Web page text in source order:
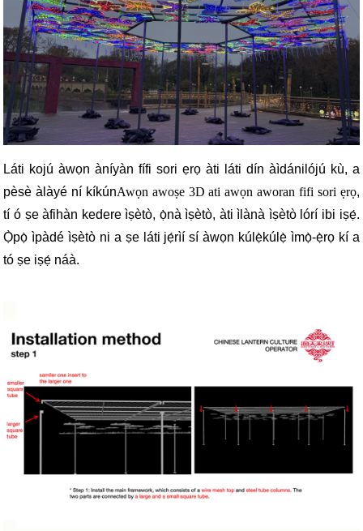
Láti kojú àwọn àníyàn fífi sori ẹrọ àti láti dín àìdánilójú kù, a
pèsè àlàyé ní kíkúnAwọn awoṣe 3D ati awọn aworan fifi sori ẹrọ,
tí ó ṣe àfihàn kedere ìṣètò, ọ̀nà ìṣètò, àti ìlànà ìṣètò lórí ibi iṣẹ́.
Ọ̀pọ̀ ìpàdé ìṣètò ni a ṣe láti jẹ́rìí sí àwọn kúlẹ̀kúlẹ̀ ìmọ̀-ẹ̀rọ kí a
tó ṣe iṣẹ́ náà.